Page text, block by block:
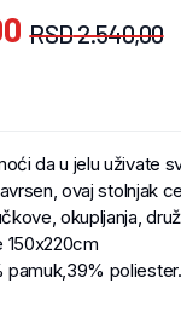
RSD2.540,00
da u jelu uživate
ovaj stolnjak
okupljanja,
150x220cm
pamuk,39% poliester.